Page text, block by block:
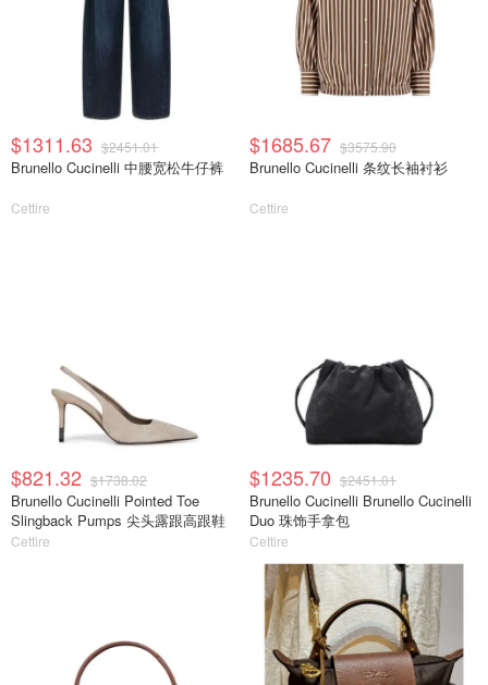
$1311.63 $2451.01
Brunello Cucinelli 中腰宽松牛仔裤
Cettire
$1685.67 $3575.90
Brunello Cucinelli 条纹长袖衬衫
Cettire
$821.32 $1738.02
Brunello Cucinelli Pointed Toe
Slingback Pumps 尖头露跟高跟鞋
Cettire
$1235.70 $2451.01
Brunello Cucinelli Brunello Cucinelli
Duo 珠饰手拿包
Cettire